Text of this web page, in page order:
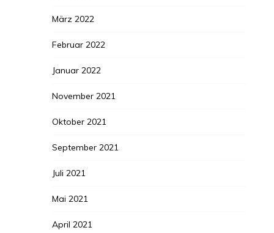
März 2022
Februar 2022
Januar 2022
November 2021
Oktober 2021
September 2021
Juli 2021
Mai 2021
April 2021